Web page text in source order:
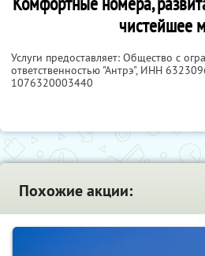
чистейшее
Услуги предоставляет: Общество с
ответственностью "Антрэ", ИНН
1076320003440
Похожие акции: